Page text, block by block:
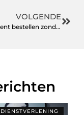
VOLGENDE
Zandcement bestellen zonder tijdverlies
DIENSTVERLENING